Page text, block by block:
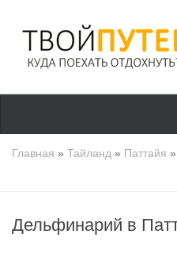
Страны
Тайланд
Главная » Тайланд » Паттайя
Дельфинарий в